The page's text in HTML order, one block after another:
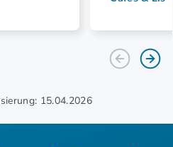
15.04.2026